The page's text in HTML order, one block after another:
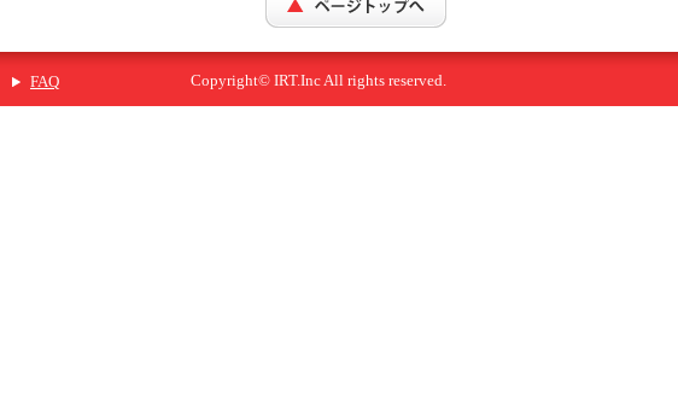
FAQ Copyright© IRT.Inc All rights reserved.